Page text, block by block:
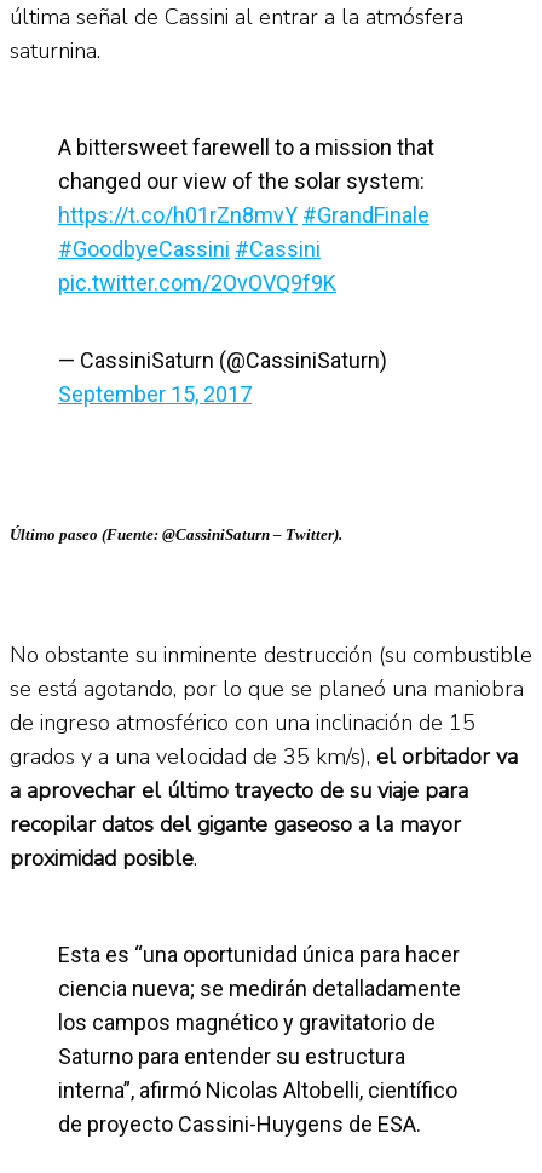
última señal de Cassini al entrar a la atmósfera
saturnina.
A bittersweet farewell to a mission that
changed our view of the solar system:
https://t.co/h01rZn8mvY #GrandFinale
#GoodbyeCassini #Cassini
pic.twitter.com/2OvOVQ9f9K
— CassiniSaturn (@CassiniSaturn)
September 15, 2017
Último paseo (Fuente: @CassiniSaturn – Twitter).
No obstante su inminente destrucción (su combustible
se está agotando, por lo que se planeó una maniobra
de ingreso atmosférico con una inclinación de 15
grados y a una velocidad de 35 km/s), el orbitador va
a aprovechar el último trayecto de su viaje para
recopilar datos del gigante gaseoso a la mayor
proximidad posible.
Esta es “una oportunidad única para hacer
ciencia nueva; se medirán detalladamente
los campos magnético y gravitatorio de
Saturno para entender su estructura
interna”, afirmó Nicolas Altobelli, científico
de proyecto Cassini-Huygens de ESA.